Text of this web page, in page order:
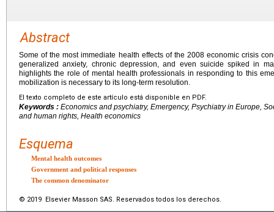
Abstract
Some of the most immediate health effects of the 2008 economic crisis
generalized anxiety, chronic depression, and even suicide spiked in
highlights the role of mental health professionals in responding to this
mobilization is necessary to its long-term resolution.
El texto completo de este artículo está disponible en PDF.
Keywords : Economics and psychiatry, Emergency, Psychiatry in Europe,
and human rights, Health economics
Esquema
Mental health outcomes
Government and political responses
The common denominator
© 2019 Elsevier Masson SAS. Reservados todos los derechos.